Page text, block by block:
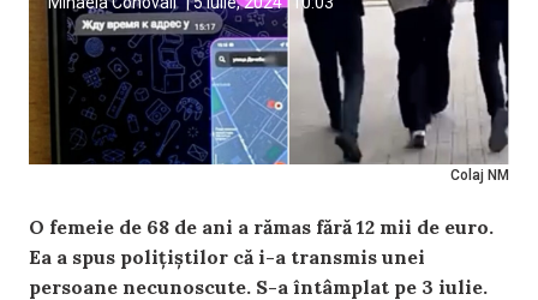
Colaj NM
O femeie de 68 de ani a rămas fără 12 mii de euro.
Ea a spus polițiștilor că i-a transmis unei
persoane necunoscute. S-a întâmplat pe 3 iulie.